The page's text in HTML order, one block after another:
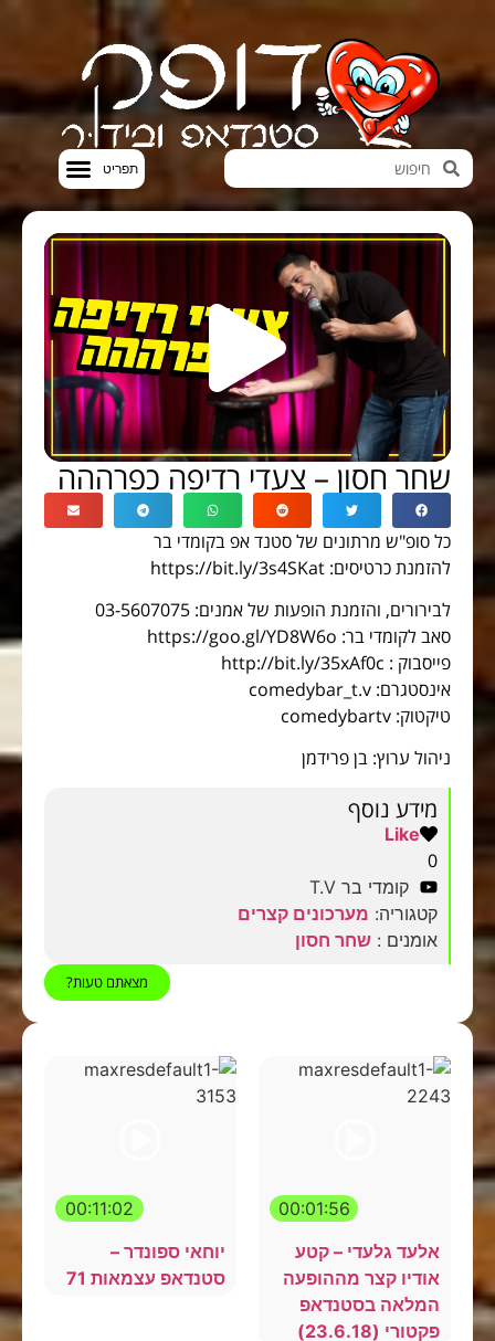
שחר חסון – צעדי רדיפה כפרההה
כל סופ"ש מרתונים של סטנד אפ בקומדי בר
להזמנת כרטיסים: https://bit.ly/3s4SKat
לבירורים, והזמנת הופעות של אמנים: 03-5607075
סאב לקומדי בר: https://goo.gl/YD8W6o
פייסבוק : http://bit.ly/35xAf0c
אינסטגרם: comedybar_t.v
טיקטוק: comedybartv
ניהול ערוץ: בן פרידמן
מידע נוסף
Like
0
קומדי בר T.V
קטגוריה: מערכונים קצרים
אומנים : שחר חסון
מצאתם טעות?
00:01:56
אלעד גלעדי – קטע
אודיו קצר מההופעה
המלאה בסטנדאפ
פקטורי (23.6.18)
00:11:02
יוחאי ספונדר –
סטנדאפ עצמאות 71